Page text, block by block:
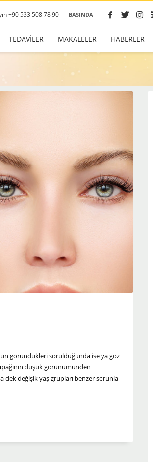
+90 533 508 78 90 BASINDA
TEDAVİLER MAKALELER HABERLER
göründükleri sorulduğunda ise ya göz
düşük görünümünden
dek değişik yaş grupları benzer sorunla